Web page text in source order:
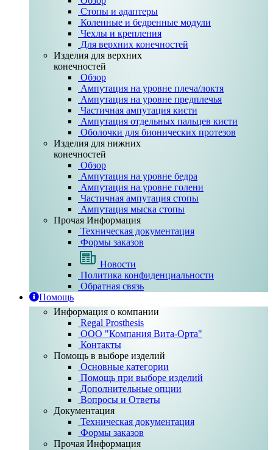
Стопы и адаптеры
Коленные и бедренные модули
Чехлы и крепления
Для верхних конечностей
Изделия для верхних
конечностей
Обзор
Ампутация на уровне плеча/локтя
Ампутация на уровне предплечья
Частичная ампутация кисти
Ампутация отдельных пальцев кисти
Оболочки для бионических протезов
Изделия для нижних
конечностей
Обзор
Ампутация на уровне бедра
Ампутация на уровне голени
Частичная ампутация стопы
Ампутация мыска стопы
Прочая Информация
Техническая документация
Формы заказов
Новости
Политика конфиденциальности
Обратная связь
Помощь
Информация о компании
Regal Prosthesis
ООО "Компания Вита-Орта"
Контакты
Помощь в выборе изделий
Основные категории
Помощь при выборе изделий
Дополнительные опции
Вопросы и Ответы
Документация
Техническая документация
Формы заказов
Прочая Информация